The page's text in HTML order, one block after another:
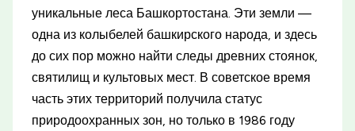
уникальные леса Башкортостана. Эти земли —
одна из колыбелей башкирского народа, и здесь
до сих пор можно найти следы древних стоянок,
святилищ и культовых мест. В советское время
часть этих территорий получила статус
природоохранных зон, но только в 1986 году